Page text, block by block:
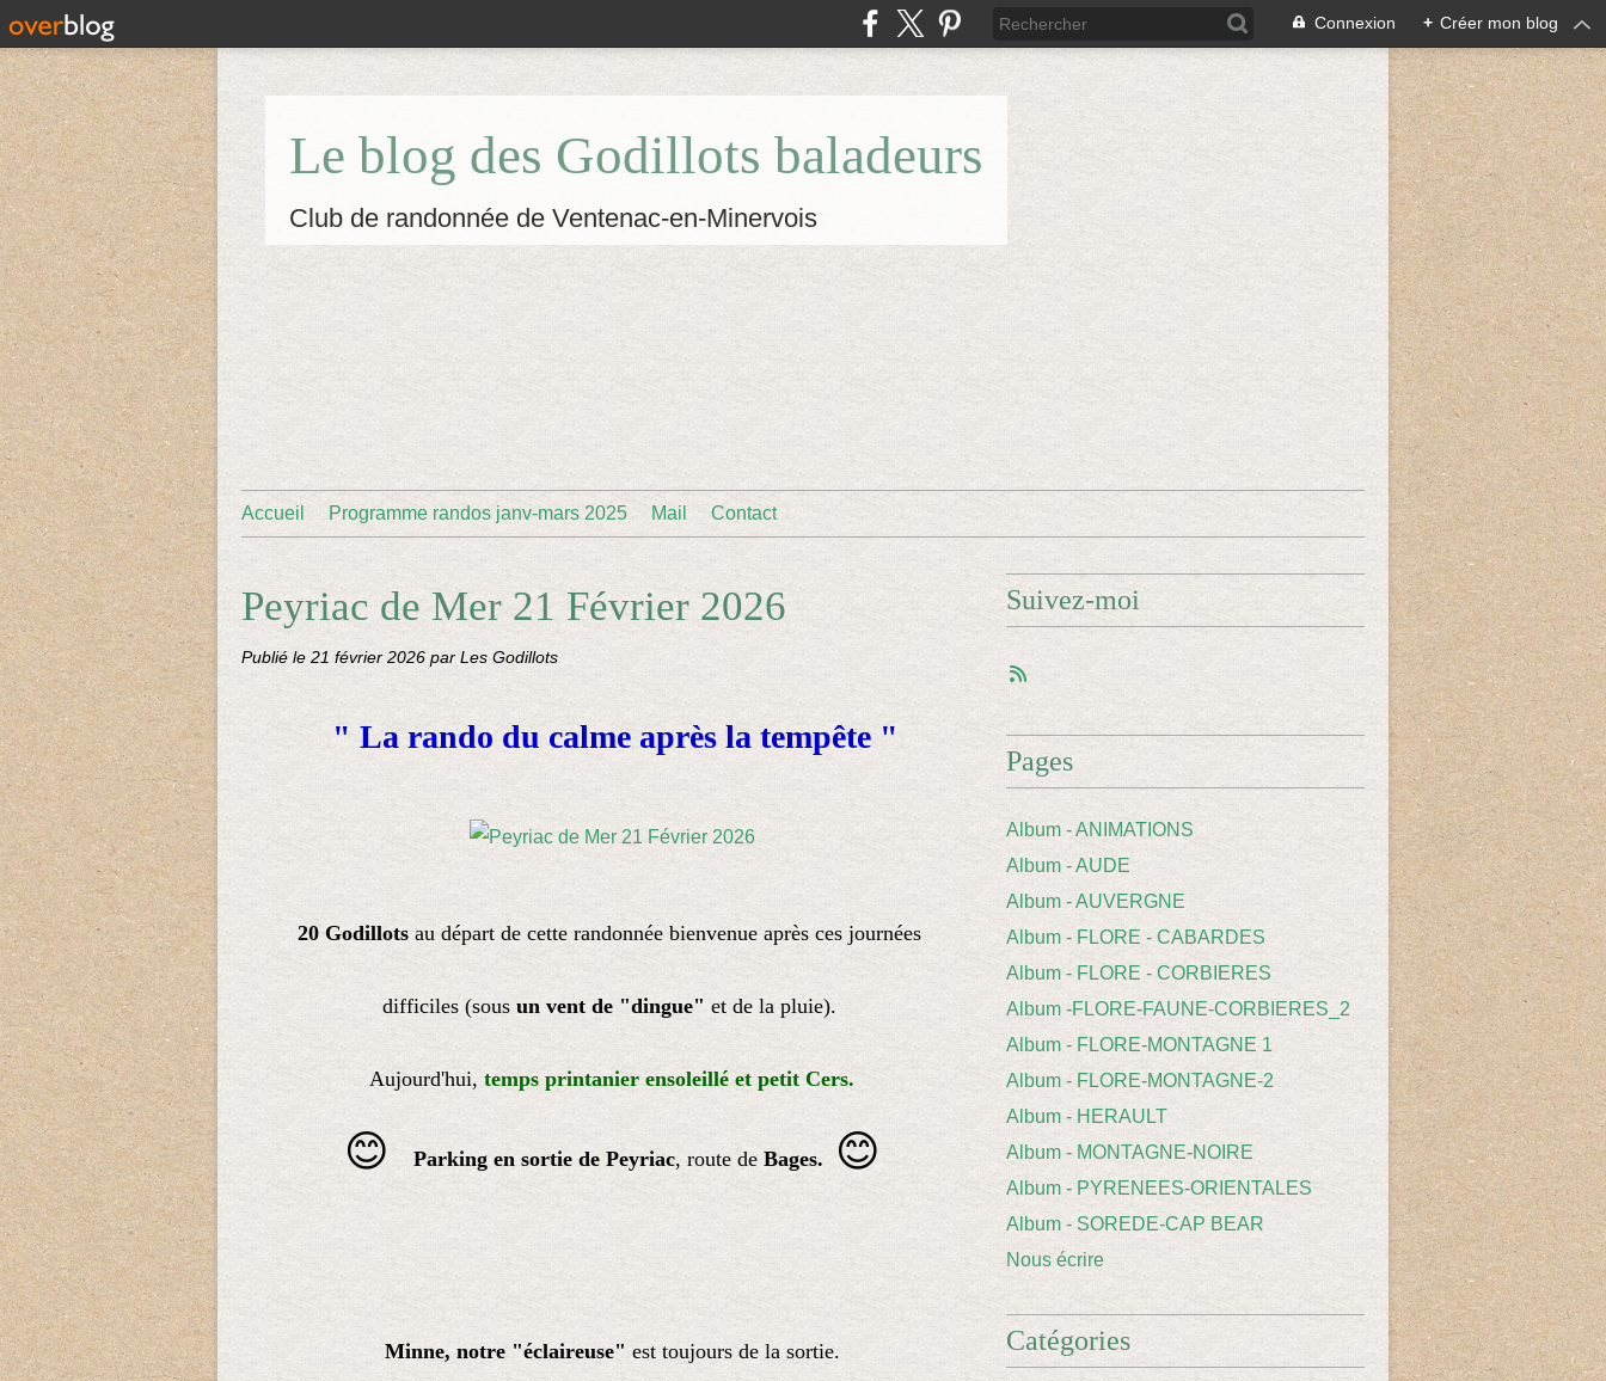
Connexion + Créer mon blog
Le blog des Godillots baladeurs
Club de randonnée de Ventenac-en-Minervois
Accueil Programme randos janv-mars 2025 Mail Contact
Peyriac de Mer 21 Février 2026
Publié le 21 février 2026 par Les Godillots
" La rando du calme après la tempête "
20 Godillotsau départ de cette randonnée bienvenue après ces journées
difficiles (sous un vent de "dingue" et de la pluie).
Aujourd'hui, temps printanier ensoleillé et petit Cers.
😊 Parking en sortie de Peyriac, route de Bages. 😊
Minne, notre "éclaireuse" est toujours de la sortie.
Suivez-moi
Pages
Album - ANIMATIONS
Album - AUDE
Album - AUVERGNE
Album - FLORE - CABARDES
Album - FLORE - CORBIERES
Album -FLORE-FAUNE-CORBIERES_2
Album - FLORE-MONTAGNE 1
Album - FLORE-MONTAGNE-2
Album - HERAULT
Album - MONTAGNE-NOIRE
Album - PYRENEES-ORIENTALES
Album - SOREDE-CAP BEAR
Nous écrire
Catégories